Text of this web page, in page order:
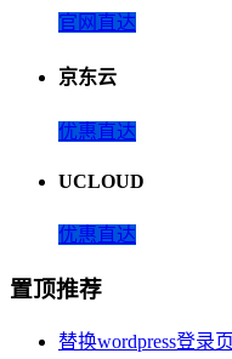
官网直达
京东云
优惠直达
UCLOUD
优惠直达
置顶推荐
替换wordpress登录